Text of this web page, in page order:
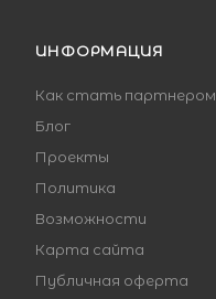
ИНФОРМАЦИЯ
Как стать партнером
Блог
Проекты
Политика
Возможности
Карта сайта
Публичная оферта